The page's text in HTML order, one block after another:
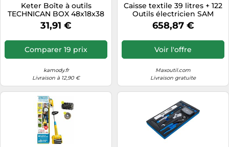
Keter Boîte à outils
TECHNICAN BOX 48x18x38
cm noir/rouge 17198036
31,91 €
Comparer 19 prix
kamody.fr
Livraison à 12,90 €
Caisse textile 39 litres + 122
Outils électricien SAM
OUTILLAGE - CP-ELEC1
658,87 €
Voir l'offre
Maxoutil.com
Livraison gratuite